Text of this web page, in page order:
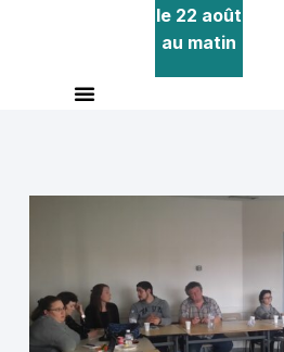
le 22 août
au matin